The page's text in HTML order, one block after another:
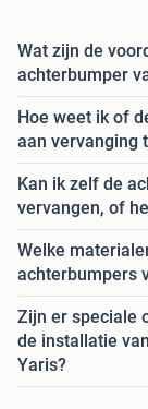
Wat zijn de
achterbumper
Hoe weet ik of
aan vervanging
Kan ik zelf de
vervangen, of
Welke
achterbumpers
Zijn er speciale
de installatie
Yaris?